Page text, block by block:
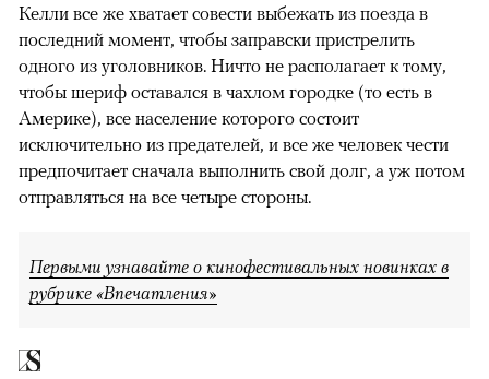
Келли все же хватает совести выбежать из поезда в
последний момент, чтобы заправски пристрелить
одного из уголовников. Ничто не располагает к тому,
чтобы шериф оставался в чахлом городке (то есть в
Америке), все население которого состоит
исключительно из предателей, и все же человек чести
предпочитает сначала выполнить свой долг, а уж потом
отправляться на все четыре стороны.
Первыми узнавайте о кинофестивальных новинках в
рубрике «Впечатления»